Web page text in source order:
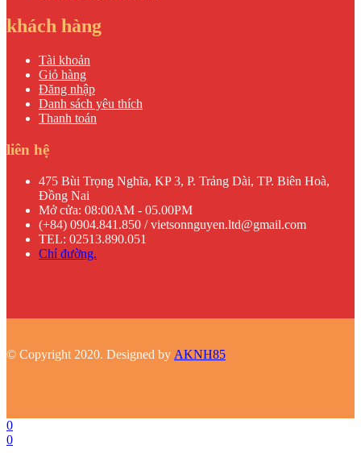
khách hàng
Tài khoản
Giỏ hàng
Đăng nhập
Danh sách yêu thích
Thanh toán
liên hệ
475 Bùi Trọng Nghĩa, KP 3, P. Trảng Dài, TP. Biên Hoà,
Đồng Nai
Mở cửa: 08:00AM - 05.00PM
(+84) 0904.841.850 / vietsonnguyen.ltd@gmail.com
TEL: 02513.890.051
Chỉ đường.
© Copyright 2020. Designed by AKNH85
0
0